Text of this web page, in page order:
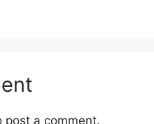
post a comment.